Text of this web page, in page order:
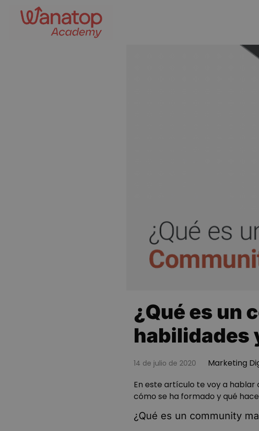
¿Qué es un
habilidades
14 de julio de 2020
Marketing
En este artículo te voy a hablar
cómo se ha formado y qué
¿Qué es un community